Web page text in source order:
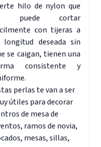
hilo de nylon que
puede cortar
con tijeras a
longitud deseada sin
se caigan, tienen una
consistente y
perlas te van a ser
útiles para decorar
de mesa de
ramos de novia,
mesas, sillas,